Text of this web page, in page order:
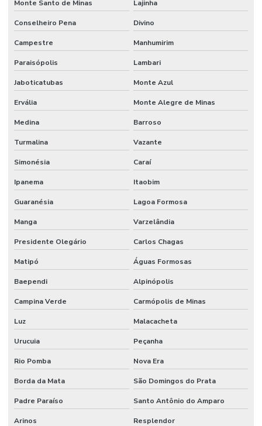
Monte Santo de Minas Lajinha
Conselheiro Pena Divino
Campestre Manhumirim
Paraisópolis Lambari
Jaboticatubas Monte Azul
Ervália Monte Alegre de Minas
Medina Barroso
Turmalina Vazante
Simonésia Caraí
Ipanema Itaobim
Guaranésia Lagoa Formosa
Manga Varzelândia
Presidente Olegário Carlos Chagas
Matipó Águas Formosas
Baependi Alpinópolis
Campina Verde Carmópolis de Minas
Luz Malacacheta
Urucuia Peçanha
Rio Pomba Nova Era
Borda da Mata São Domingos do Prata
Padre Paraíso Santo Antônio do Amparo
Arinos Resplendor